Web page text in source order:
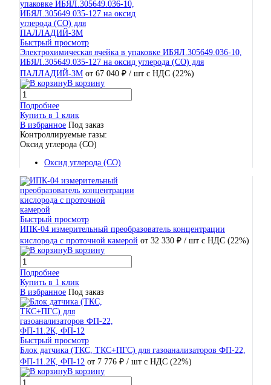
Быстрый просмотр
Электрохимическая ячейка в упаковке ИБЯЛ.305649.036-10,
ИБЯЛ.305649.035-127 на оксид углерода (CO) для
ПАЛЛАДИЙ-3М от 67 040 ₽ / шт с НДС (22%)
В корзину
Подробнее
Купить в 1 клик
В избранное Под заказ
Контроллируемые газы:
Оксид углерода (CO)
Оксид углерода (CO)
Быстрый просмотр
ИПК-04 измерительный преобразователь концентрации
кислорода с проточной камерой от 32 330 ₽ / шт с НДС (22%)
В корзину
Подробнее
Купить в 1 клик
В избранное Под заказ
Быстрый просмотр
Блок датчика (ТКС, ТКС+ПГС) для газоанализаторов ФП-22,
ФП-11.2К, ФП-12 от 7 776 ₽ / шт с НДС (22%)
В корзину